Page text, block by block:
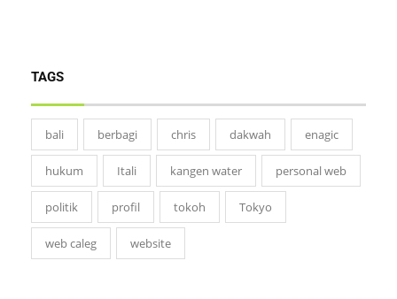
TAGS
bali berbagi chris dakwah enagic
hukum Itali kangen water personal web
politik profil tokoh Tokyo
web caleg website